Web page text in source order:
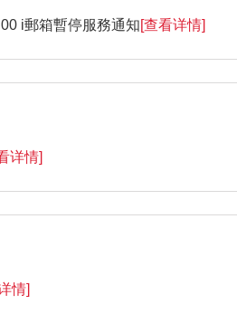
i郵箱暫停服務通知[查看详情]
详情]
情]